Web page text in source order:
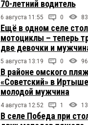
70-летний водитель
6 августа 11:55 0
Ещё в одном селе
мотоциклы – теперь
две девочки и
5 августа 13:19 0
В районе омского
«Советский» в
молодой мужчина
4 августа 12:52 1
В селе Победа при